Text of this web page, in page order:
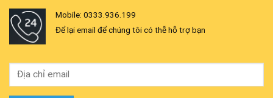
Mobile: 0333.936.199
Để lại email để chúng tôi có thễ hỗ trợ bạn